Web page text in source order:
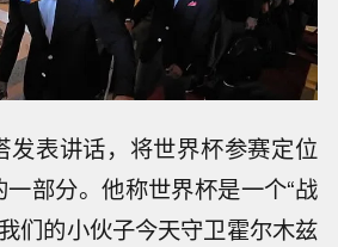
发表讲话，将世界杯参赛定位
部分。他称世界杯是一个“战
们的小伙子今天守卫霍尔木兹